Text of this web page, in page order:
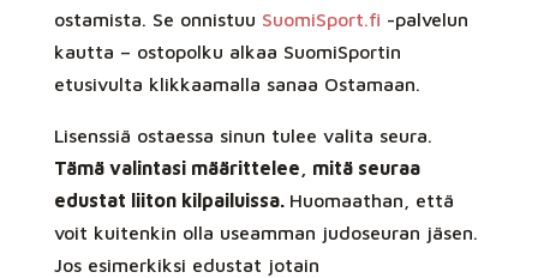
ostamista. Se onnistuu SuomiSport.fi -palvelun
kautta – ostopolku alkaa SuomiSportin
etusivulta klikkaamalla sanaa Ostamaan.
Lisenssiä ostaessa sinun tulee valita seura.
Tämä valintasi määrittelee, mitä seuraa
edustat liiton kilpailuissa. Huomaathan, että
voit kuitenkin olla useamman judoseuran jäsen.
Jos esimerkiksi edustat jotain